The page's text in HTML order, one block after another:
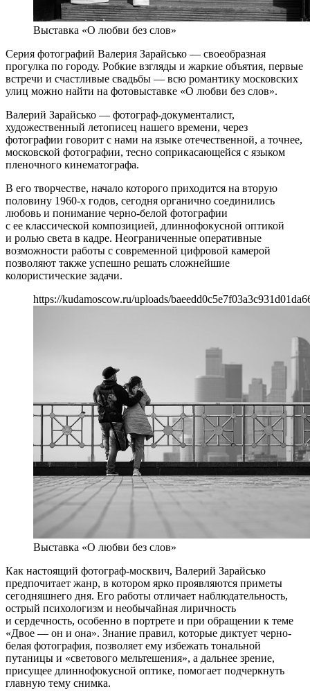
Выставка «О любви без слов»
Серия фотографий Валерия Зарайсько — своеобразная
прогулка по городу. Робкие взгляды и жаркие объятия, первые
встречи и счастливые свадьбы — всю романтику московских
улиц можно найти на фотовыставке «О любви без слов».
Валерий Зарайсько — фотограф-документалист,
художественный летописец нашего времени, через
фотографии говорит с нами на языке отечественной, а точнее,
московской фотографии, тесно соприкасающейся с языком
пленочного кинематографа.
В его творчестве, начало которого приходится на вторую
половину 1960-х годов, сегодня органично соединились
любовь и понимание черно-белой фотографии
с ее классической композицией, длиннофокусной оптикой
и ролью света в кадре. Неограниченные оперативные
возможности работы с современной цифровой камерой
позволяют также успешно решать сложнейшие
колористические задачи.
https://kudamoscow.ru/uploads/
Выставка «О любви без слов»
Как настоящий фотограф-москвич, Валерий Зарайсько
предпочитает жанр, в котором ярко проявляются приметы
сегодняшнего дня. Его работы отличает наблюдательность,
острый психологизм и необычайная лиричность
и сердечность, особенно в портрете и при обращении к теме
«Двое — он и она». Знание правил, которые диктует черно-
белая фотография, позволяет ему избежать тональной
путаницы и «светового мельтешения», а дальнее зрение,
присущее длиннофокусной оптике, помогает подчеркнуть
главную тему снимка.